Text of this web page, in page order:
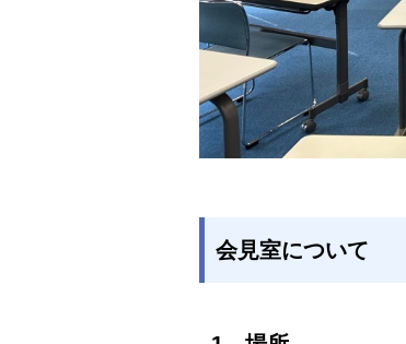
会見室について